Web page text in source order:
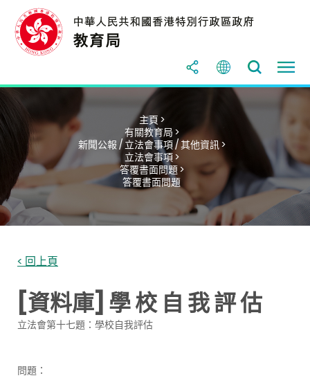
主頁 >
有關教育局 >
新聞公報 / 立法會事項 / 其他資訊 >
立法會事項 >
答覆書面問題 >
答覆書面問題
< 回上頁
[資料庫] 學 校 自 我 評 估
立法會第十七題：學校自我評估
問題：